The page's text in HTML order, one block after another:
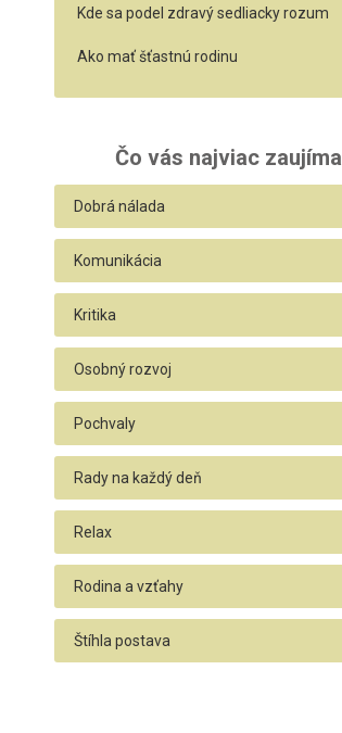
Kde sa podel zdravý sedliacky rozum
Ako mať šťastnú rodinu
Čo vás najviac zaujíma
Dobrá nálada
Komunikácia
Kritika
Osobný rozvoj
Pochvaly
Rady na každý deň
Relax
Rodina a vzťahy
Štíhla postava